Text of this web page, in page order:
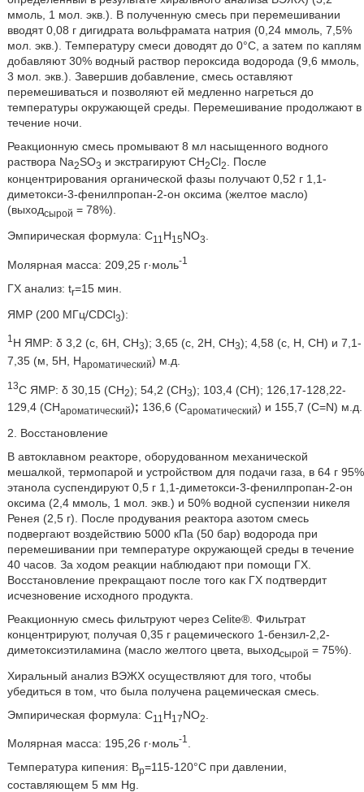
ммоль, 1 мол. экв.). В полученную смесь при перемешивании
вводят 0,08 г дигидрата вольфрамата натрия (0,24 ммоль, 7,5%
мол. экв.). Температуру смеси доводят до 0°С, а затем по каплям
добавляют 30% водный раствор пероксида водорода (9,6 ммоль,
3 мол. экв.). Завершив добавление, смесь оставляют
перемешиваться и позволяют ей медленно нагреться до
температуры окружающей среды. Перемешивание продолжают в
течение ночи.
Реакционную смесь промывают 8 мл насыщенного водного
раствора Na2SO3 и экстрагируют CH2Cl2
. После
концентрирования органической фазы получают 0,52 г 1,1-
диметокси-3-фенилпропан-2-он оксима (желтое масло)
(выходсырой = 78%).
Эмпирическая формула: C11 H15NO3.
Молярная масса: 209,25 г·моль-1
ГХ анализ: tr=15 мин.
ЯМР (200 МГц/CDCl3):
1 Н ЯМР: δ 3,2 (с, 6Н, СН3); 3,65 (с, 2Н, СН3); 4,58 (с, Н, СН) и 7,1-
7,35 (м, 5Н, Нароматический) м.д.
13С ЯМР: δ 30,15 (CH2); 54,2 (СН3); 103,4 (СН); 126,17-128,22-
129,4 (СНароматический); 136,6 (Сароматический) и 155,7 (C=N) м.д.
2. Восстановление
В автоклавном реакторе, оборудованном механической
мешалкой, термопарой и устройством для подачи газа, в 64 г 95%
этанола суспендируют 0,5 г 1,1-диметокси-3-фенилпропан-2-он
оксима (2,4 ммоль, 1 мол. экв.) и 50% водной суспензии никеля
Ренея (2,5 г). После продувания реактора азотом смесь
подвергают воздействию 5000 кПа (50 бар) водорода при
перемешивании при температуре окружающей среды в течение
40 часов. За ходом реакции наблюдают при помощи ГХ.
Восстановление прекращают после того как ГХ подтвердит
исчезновение исходного продукта.
Реакционную смесь фильтруют через Celite®. Фильтрат
концентрируют, получая 0,35 г рацемического 1-бензил-2,2-
диметоксиэтиламина (масло желтого цвета, выходсырой = 75%).
Хиральный анализ ВЭЖХ осуществляют для того, чтобы
убедиться в том, что была получена рацемическая смесь.
Эмпирическая формула: C11 H17NO2
Молярная масса: 195,26 г·моль-1
Температура кипения: Вр=115-120°С при давлении,
составляющем 5 мм Hg.